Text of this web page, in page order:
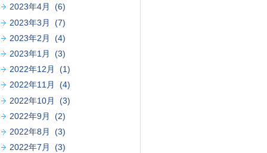
2023年4月 (6)
2023年3月 (7)
2023年2月 (4)
2023年1月 (3)
2022年12月 (1)
2022年11月 (4)
2022年10月 (3)
2022年9月 (2)
2022年8月 (3)
2022年7月 (3)